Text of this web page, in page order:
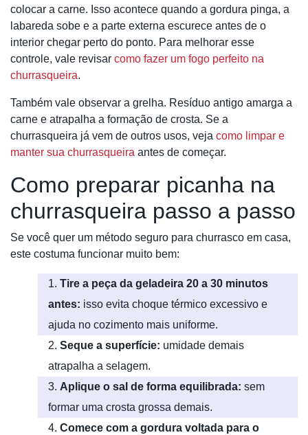
colocar a carne. Isso acontece quando a gordura pinga, a
labareda sobe e a parte externa escurece antes de o
interior chegar perto do ponto. Para melhorar esse
controle, vale revisar como fazer um fogo perfeito na
churrasqueira.
Também vale observar a grelha. Resíduo antigo amarga a
carne e atrapalha a formação de crosta. Se a
churrasqueira já vem de outros usos, veja como limpar e
manter sua churrasqueira antes de começar.
Como preparar picanha na
churrasqueira passo a passo
Se você quer um método seguro para churrasco em casa,
este costuma funcionar muito bem:
Tire a peça da geladeira 20 a 30 minutos
antes: isso evita choque térmico excessivo e
ajuda no cozimento mais uniforme.
Seque a superfície: umidade demais
atrapalha a selagem.
Aplique o sal de forma equilibrada: sem
formar uma crosta grossa demais.
Comece com a gordura voltada para o